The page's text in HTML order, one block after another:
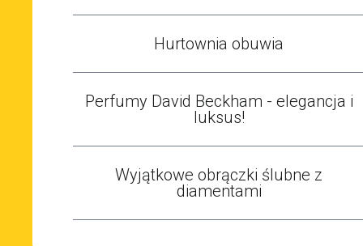
Hurtownia obuwia
Perfumy David Beckham - elegancja i
luksus!
Wyjątkowe obrączki ślubne z
diamentami